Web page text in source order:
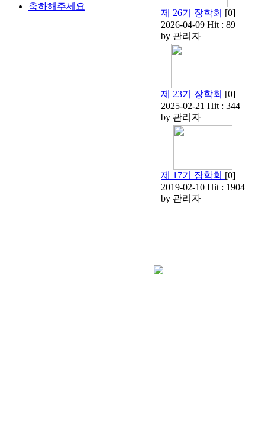
축하해주세요
제 26기 장학회 [0]
2026-04-09 Hit : 89
by 관리자
제 23기 장학회 [0]
2025-02-21 Hit : 344
by 관리자
제 17기 장학회 [0]
2019-02-10 Hit : 1904
by 관리자